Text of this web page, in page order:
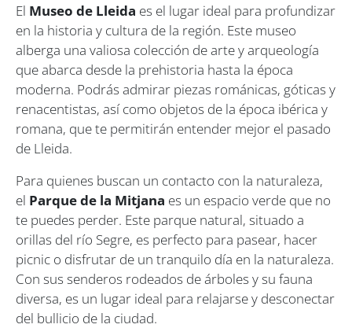
El Museo de Lleida es el lugar ideal para profundizar
en la historia y cultura de la región. Este museo
alberga una valiosa colección de arte y arqueología
que abarca desde la prehistoria hasta la época
moderna. Podrás admirar piezas románicas, góticas y
renacentistas, así como objetos de la época ibérica y
romana, que te permitirán entender mejor el pasado
de Lleida.
Para quienes buscan un contacto con la naturaleza,
el Parque de la Mitjana es un espacio verde que no
te puedes perder. Este parque natural, situado a
orillas del río Segre, es perfecto para pasear, hacer
picnic o disfrutar de un tranquilo día en la naturaleza.
Con sus senderos rodeados de árboles y su fauna
diversa, es un lugar ideal para relajarse y desconectar
del bullicio de la ciudad.